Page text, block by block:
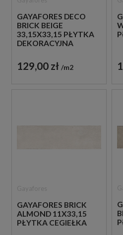
GAYAFORES DECO
BRICK BEIGE
33,15X33,15 PŁYTKA
DEKORACYJNA
129,00 zł m2
GAYAFORES BRICK
ALMOND 11X33,15
PŁYTKA CEGIEŁKA